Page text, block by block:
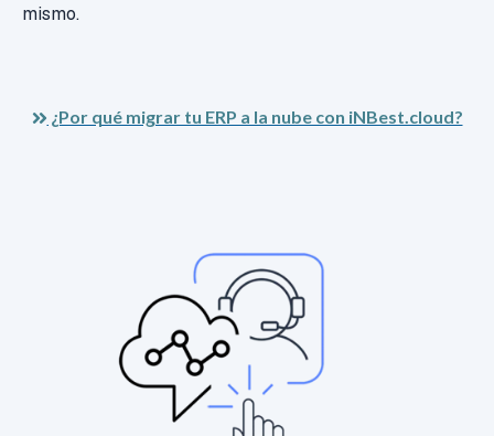
mismo.
¿Por qué migrar tu ERP a la nube con iNBest.cloud?